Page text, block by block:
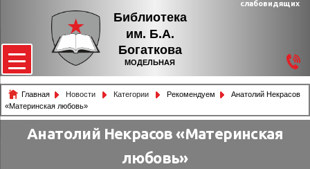
Библиотека
им. Б.А.
Богаткова
МОДЕЛЬНАЯ
слабовидящих
Главная Новости Категории Рекомендуем
Анатолий Некрасов
«Материнская любовь»
Анатолий Некрасов «Материнская
любовь»